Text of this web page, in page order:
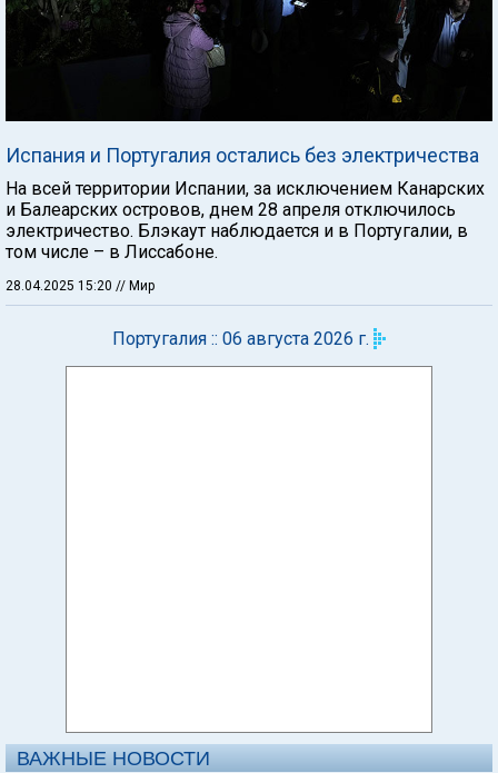
Испания и Португалия остались без электричества
На всей территории Испании, за исключением Канарских
и Балеарских островов, днем 28 апреля отключилось
электричество. Блэкаут наблюдается и в Португалии, в
том числе – в Лиссабоне.
28.04.2025 15:20 // Мир
Португалия :: 06 августа 2026 г.
ВАЖНЫЕ НОВОСТИ